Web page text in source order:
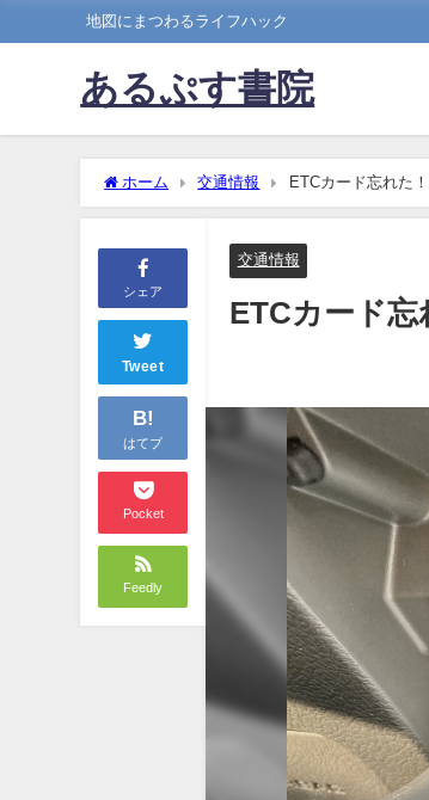
地図にまつわるライフハック
あるぷす書院
ホーム 交通情報 ETCカード忘れた
シェア
Tweet
B!
はてブ
Pocket
Feedly
交通情報
ETCカード